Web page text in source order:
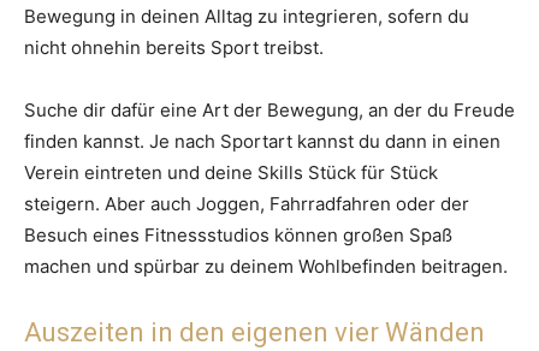
Bewegung in deinen Alltag zu integrieren, sofern du
nicht ohnehin bereits Sport treibst.
Suche dir dafür eine Art der Bewegung, an der du Freude
finden kannst. Je nach Sportart kannst du dann in einen
Verein eintreten und deine Skills Stück für Stück
steigern. Aber auch Joggen, Fahrradfahren oder der
Besuch eines Fitnessstudios können großen Spaß
machen und spürbar zu deinem Wohlbefinden beitragen.
Auszeiten in den eigenen vier Wänden